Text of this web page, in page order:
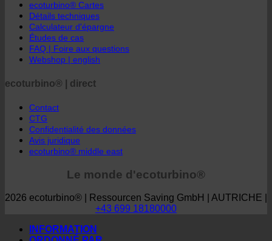
ecoturbino® Cartes
Détails techniques
Calculateur d'épargne
Études de cas
FAQ | Foire aux questions
Webshop | english
ecoturbino® | direct
Contact
CTG
Confidentialité des données
Avis juridique
ecoturbino® middle east
Le monde d'ecoturbino®
2026 ecoturbino® | Ressourcen Saving GmbH | AUTRICHE |
+43 699 18180000
INFORMATION